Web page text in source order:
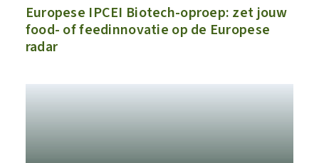
​​Europese IPCEI Biotech-oproep: zet jouw
food- of feedinnovatie op de Europese
radar​